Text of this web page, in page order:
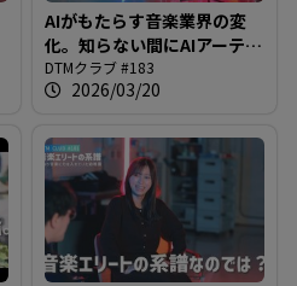
AIがもたらす音楽業界の変
化。知らない間にAIアーティ
ストが結構デビューしてま
せん？＠DTMクラブ #183
DTMクラブ #183
2026/03/20